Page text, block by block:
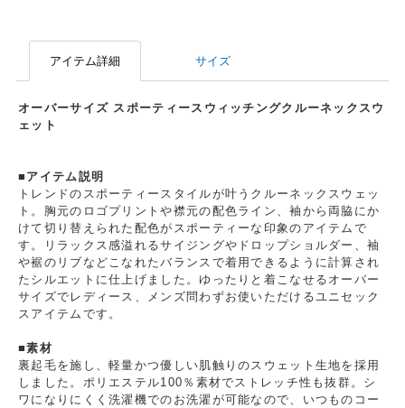
アイテム詳細 サイズ
オーバーサイズ スポーティースウィッチングクルーネックスウ
ェット
■アイテム説明
トレンドのスポーティースタイルが叶うクルーネックスウェッ
ト。胸元のロゴプリントや襟元の配色ライン、袖から両脇にか
けて切り替えられた配色がスポーティーな印象のアイテムで
す。リラックス感溢れるサイジングやドロップショルダー、袖
や裾のリブなどこなれたバランスで着用できるように計算され
たシルエットに仕上げました。ゆったりと着こなせるオーバー
サイズでレディース、メンズ問わずお使いただけるユニセック
スアイテムです。
■素材
裏起毛を施し、軽量かつ優しい肌触りのスウェット生地を採用
しました。ポリエステル100％素材でストレッチ性も抜群。シ
ワになりにくく洗濯機でのお洗濯が可能なので、いつものコー